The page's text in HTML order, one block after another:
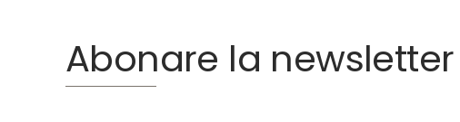
Abonare la newsletter